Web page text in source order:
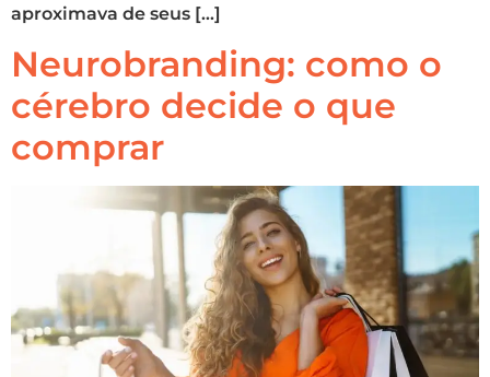
aproximava de seus […]
Neurobranding: como o
cérebro decide o que
comprar